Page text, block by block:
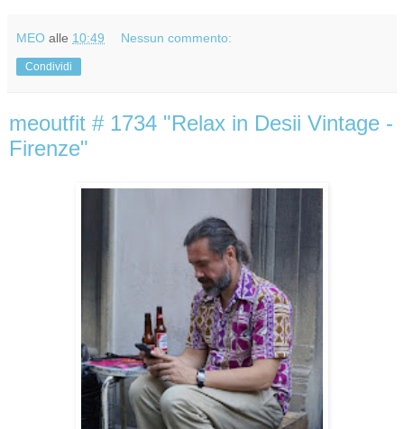
MEO alle 10:49 Nessun commento:
Condividi
meoutfit # 1734 "Relax in Desii Vintage -
Firenze"